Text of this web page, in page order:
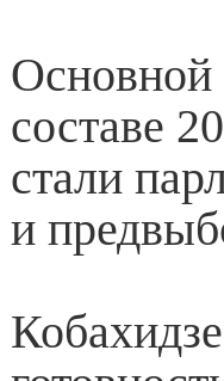
Основной
составе
стали
и